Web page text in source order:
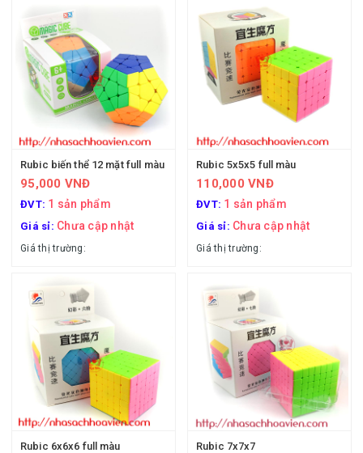
Rubic biến thể 12 mặt full màu
95,000 VNĐ
ĐVT: 1 sản phẩm
Giá sỉ: Chưa cập nhật
Giá thị trường:
Rubic 5x5x5 full màu
110,000 VNĐ
ĐVT: 1 sản phẩm
Giá sỉ: Chưa cập nhật
Giá thị trường:
Rubic 6x6x6 full màu Rubic 7x7x7